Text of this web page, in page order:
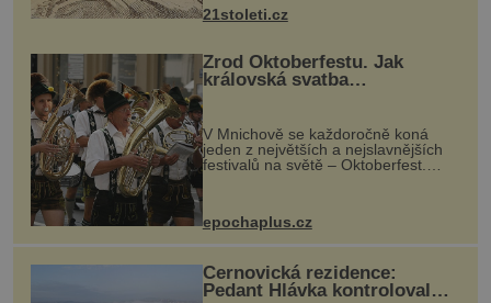
nohou, a způsobuje bole...
21stoleti.cz
Zrod Oktoberfestu. Jak
královská svatba
odstartovala největší pivní
festival světa
V Mnichově se každoročně koná
jeden z největších a nejslavnějších
festivalů na světě – Oktoberfest.
návštěvníků, kteří si vychutnávají
kultur...
epochaplus.cz
Černovická rezidence:
Pedant Hlávka kontroloval